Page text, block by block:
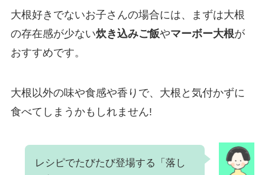
大根好きでないお子さんの場合には、まずは大根
の存在感が少ない炊き込みご飯やマーボー大根が
おすすめです。
大根以外の味や食感や香りで、大根と気付かずに
食べてしまうかもしれません!
レシピでたびたび登場する「落し